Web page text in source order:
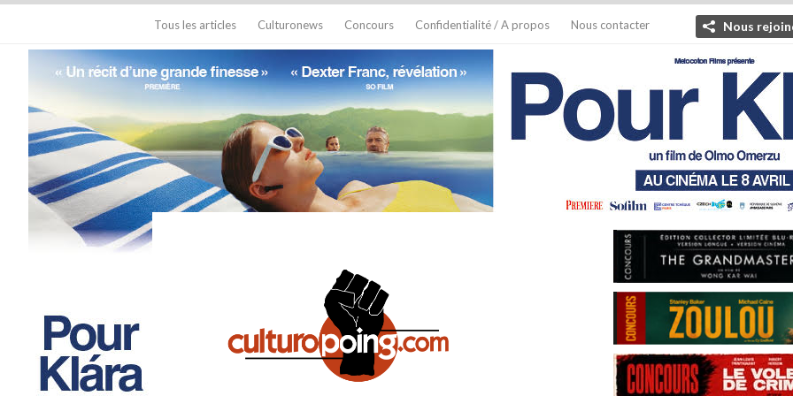
Tous les articles Culturonews Concours Confidentialité / A propos Nous contacter Nous